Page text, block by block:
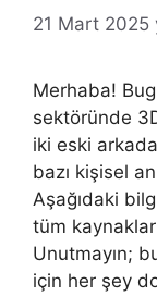
21 Mart 2025
Merhaba!
sektöründe
iki eski
bazı kişisel
Aşağıdaki
tüm
Unutmayın;
için her şey